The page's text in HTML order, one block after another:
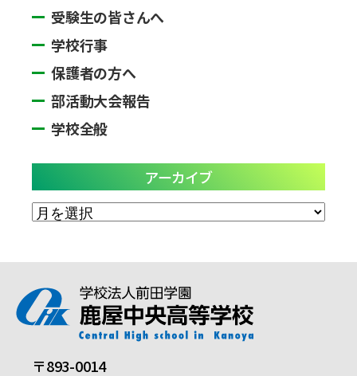
受験生の皆さんへ
学校行事
保護者の方へ
部活動大会報告
学校全般
アーカイブ
ア
ブ
〒893-0014